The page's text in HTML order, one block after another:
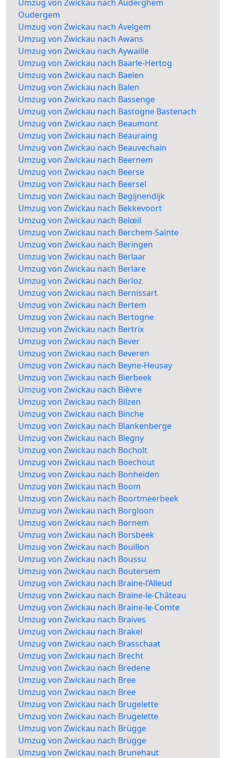
Umzug von Zwickau nach Auderghem
Oudergem
Umzug von Zwickau nach Avelgem
Umzug von Zwickau nach Awans
Umzug von Zwickau nach Aywaille
Umzug von Zwickau nach Baarle-Hertog
Umzug von Zwickau nach Baelen
Umzug von Zwickau nach Balen
Umzug von Zwickau nach Bassenge
Umzug von Zwickau nach Bastogne Bastenach
Umzug von Zwickau nach Beaumont
Umzug von Zwickau nach Beauraing
Umzug von Zwickau nach Beauvechain
Umzug von Zwickau nach Beernem
Umzug von Zwickau nach Beerse
Umzug von Zwickau nach Beersel
Umzug von Zwickau nach Begijnendijk
Umzug von Zwickau nach Bekkevoort
Umzug von Zwickau nach Belœil
Umzug von Zwickau nach Berchem-Sainte
Umzug von Zwickau nach Beringen
Umzug von Zwickau nach Berlaar
Umzug von Zwickau nach Berlare
Umzug von Zwickau nach Berloz
Umzug von Zwickau nach Bernissart
Umzug von Zwickau nach Bertem
Umzug von Zwickau nach Bertogne
Umzug von Zwickau nach Bertrix
Umzug von Zwickau nach Bever
Umzug von Zwickau nach Beveren
Umzug von Zwickau nach Beyne-Heusay
Umzug von Zwickau nach Bierbeek
Umzug von Zwickau nach Bièvre
Umzug von Zwickau nach Bilzen
Umzug von Zwickau nach Binche
Umzug von Zwickau nach Blankenberge
Umzug von Zwickau nach Blegny
Umzug von Zwickau nach Bocholt
Umzug von Zwickau nach Boechout
Umzug von Zwickau nach Bonheiden
Umzug von Zwickau nach Boom
Umzug von Zwickau nach Boortmeerbeek
Umzug von Zwickau nach Borgloon
Umzug von Zwickau nach Bornem
Umzug von Zwickau nach Borsbeek
Umzug von Zwickau nach Bouillon
Umzug von Zwickau nach Boussu
Umzug von Zwickau nach Boutersem
Umzug von Zwickau nach Braine-l’Alleud
Umzug von Zwickau nach Braine-le-Château
Umzug von Zwickau nach Braine-le-Comte
Umzug von Zwickau nach Braives
Umzug von Zwickau nach Brakel
Umzug von Zwickau nach Brasschaat
Umzug von Zwickau nach Brecht
Umzug von Zwickau nach Bredene
Umzug von Zwickau nach Bree
Umzug von Zwickau nach Bree
Umzug von Zwickau nach Brugelette
Umzug von Zwickau nach Brugelette
Umzug von Zwickau nach Brügge
Umzug von Zwickau nach Brügge
Umzug von Zwickau nach Brunehaut